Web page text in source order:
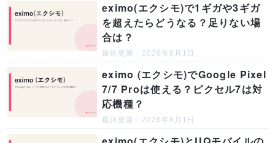
eximo(エクシモ)で1ギガや3ギガ
を超えたらどうなる？足りない場
合は？
最終更新：2026年8月1日
eximo (エクシモ)でGoogle Pixel
7/7 Proは使える？ピクセル7は対
応機種？
最終更新：2026年8月1日